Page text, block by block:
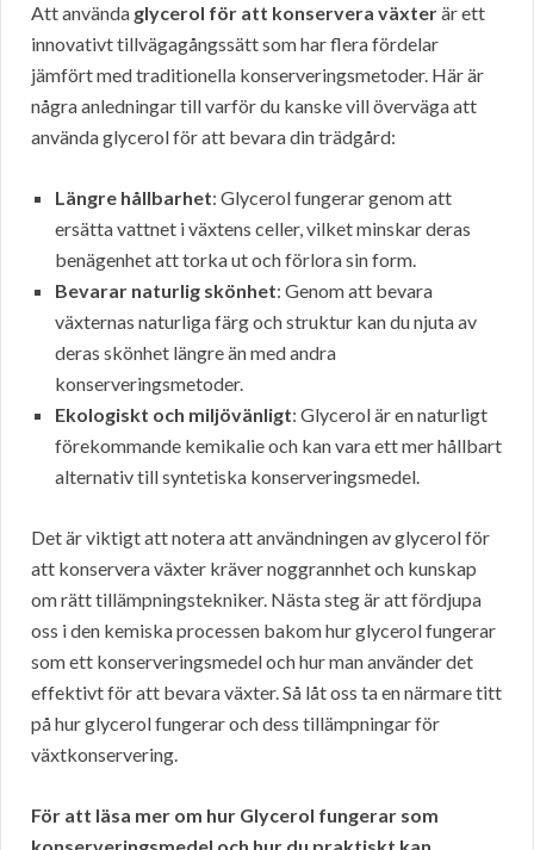
Att använda glycerol för att konservera växterär ett
innovativt tillvägagångssätt som har flera fördelar
jämfört med traditionella konserveringsmetoder. Här är
några anledningar till varför du kanske vill överväga att
använda glycerol för att bevara din trädgård:
Längre hållbarhet: Glycerol fungerar genom att
ersätta vattnet i växtens celler, vilket minskar deras
benägenhet att torka ut och förlora sin form.
Bevarar naturlig skönhet: Genom att bevara
växternas naturliga färg och struktur kan du njuta av
deras skönhet längre än med andra
konserveringsmetoder.
Ekologiskt och miljövänligt: Glycerol är en naturligt
förekommande kemikalie och kan vara ett mer hållbart
alternativ till syntetiska konserveringsmedel.
Det är viktigt att notera att användningen av glycerol för
att konservera växter kräver noggrannhet och kunskap
om rätt tillämpningstekniker. Nästa steg är att fördjupa
oss i den kemiska processen bakom hur glycerol fungerar
som ett konserveringsmedel och hur man använder det
effektivt för att bevara växter. Så låt oss ta en närmare titt
på hur glycerol fungerar och dess tillämpningar för
växtkonservering.
För att läsa mer om hur Glycerol fungerar som